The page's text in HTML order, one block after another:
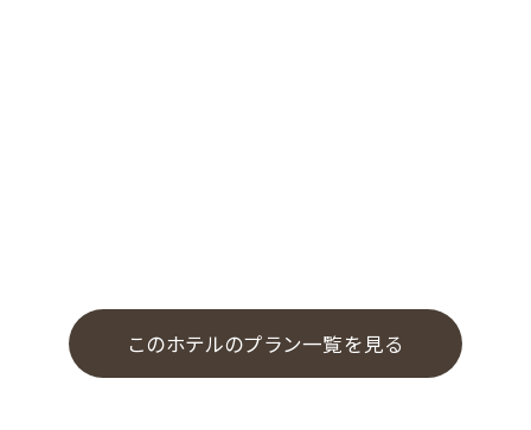
このホテルのプラン一覧を見る